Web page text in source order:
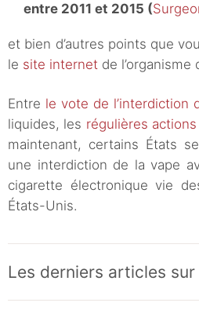
entre 2011 et 2015 (
et bien d’autres points que
le site internet de l’organisme
Entre le vote de l’interdiction
liquides, les régulières actions
maintenant, certains États
une interdiction de la vape
cigarette électronique vie
États-Unis.
Les derniers articles